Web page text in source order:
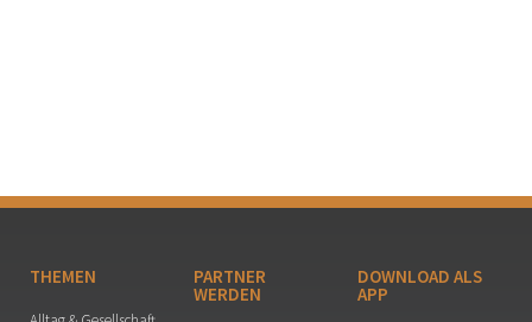
THEMEN PARTNER
WERDEN
DOWNLOAD ALS
APP